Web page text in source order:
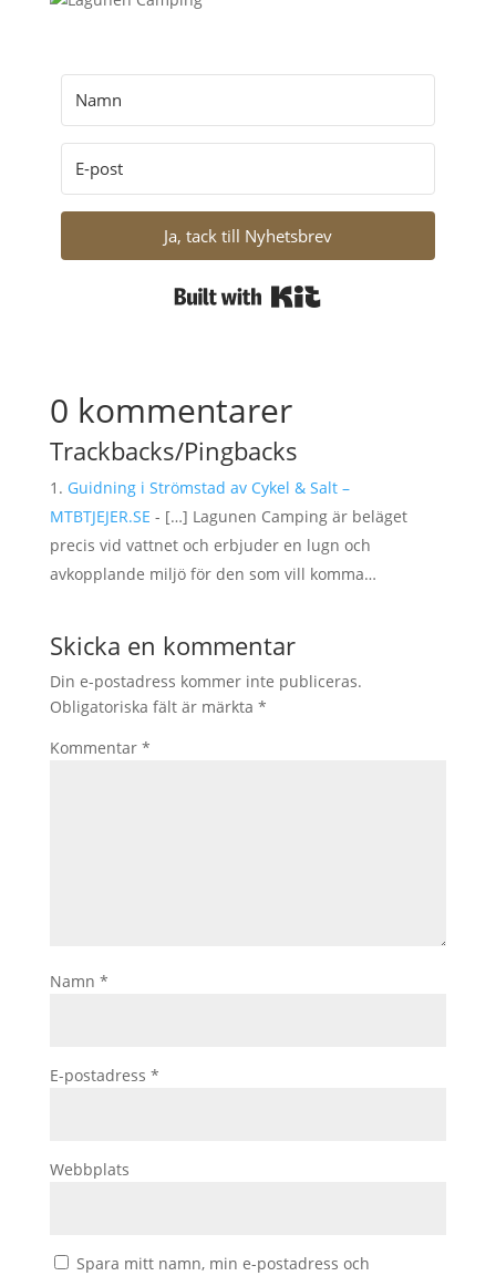
Ja, tack till Nyhetsbrev
0 kommentarer
Trackbacks/Pingbacks
Guidning i Strömstad av Cykel & Salt –
MTBTJEJER.SE - […] Lagunen Camping är beläget
precis vid vattnet och erbjuder en lugn och
avkopplande miljö för den som vill komma…
Skicka en kommentar
Din e-postadress kommer inte publiceras.
Obligatoriska fält är märkta *
Kommentar *
Namn *
E-postadress *
Webbplats
Spara mitt namn, min e-postadress och